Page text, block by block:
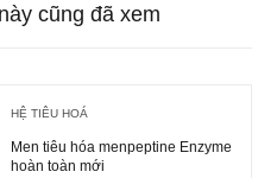
cũng đã xem
HỆ TIÊU HOÁ
Men tiêu hóa menpeptine Enzyme
hoàn toàn mới